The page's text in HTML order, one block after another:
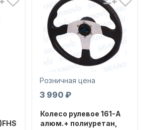
Розничная цена
3 990 ₽
Колесо рулевое 161-A
алюм.+ полиуретан,